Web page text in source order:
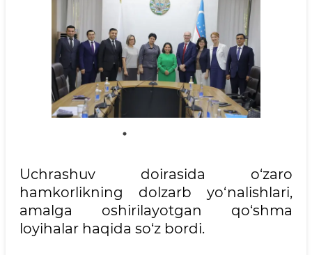
Uchrashuv doirasida o‘zaro
hamkorlikning dolzarb yo‘nalishlari,
amalga oshirilayotgan qo‘shma
loyihalar haqida so‘z bordi.